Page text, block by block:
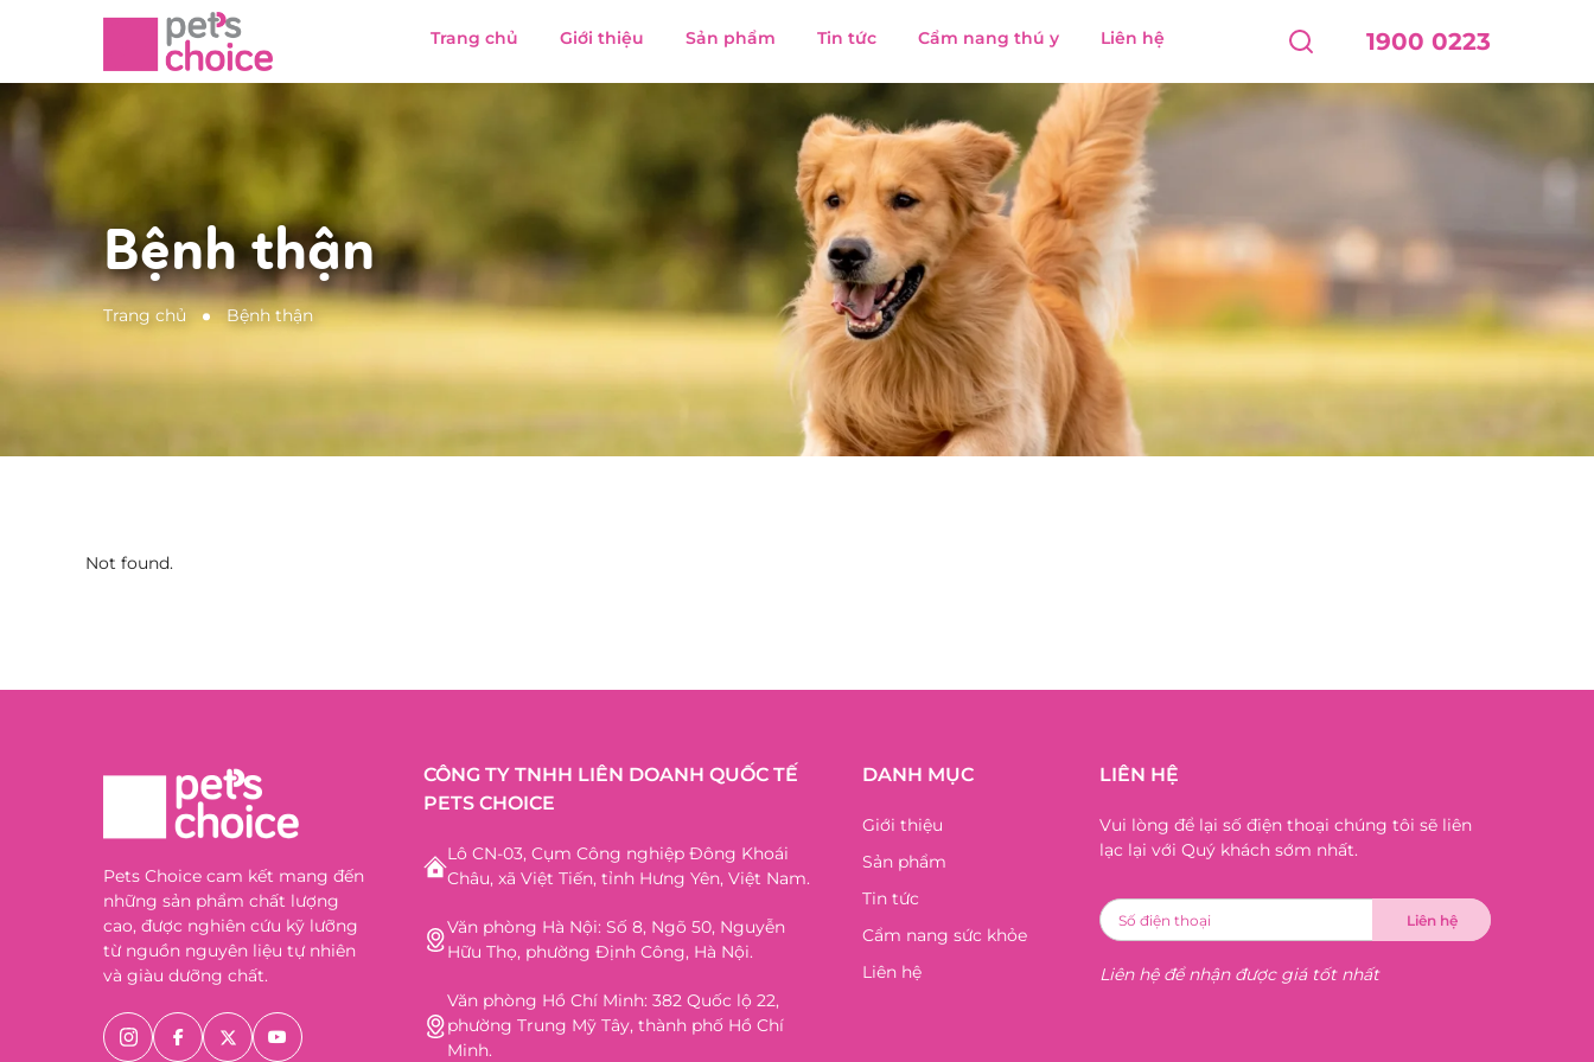
Trang chủ Giới thiệu Sản phẩm Tin tức Cẩm nang thú y Liên hệ 1900 0223
Bệnh thận
Trang chủ Bệnh thận
Not found.
Pets Choice cam kết mang đến
những sản phẩm chất lượng
cao, được nghiên cứu kỹ lưỡng
từ nguồn nguyên liệu tự nhiên
và giàu dưỡng chất.
CÔNG TY TNHH LIÊN DOANH QUỐC TẾ
PETS CHOICE
Lô CN-03, Cụm Công nghiệp Đông Khoái
Châu, xã Việt Tiến, tỉnh Hưng Yên, Việt Nam.
Văn phòng Hà Nội: Số 8, Ngõ 50, Nguyễn
Hữu Thọ, phường Định Công, Hà Nội.
Văn phòng Hồ Chí Minh: 382 Quốc lộ 22,
phường Trung Mỹ Tây, thành phố Hồ Chí
Minh.
DANH MỤC
Giới thiệu
Sản phẩm
Tin tức
Cẩm nang sức khỏe
Liên hệ
LIÊN HỆ
Vui lòng để lại số điện thoại chúng tôi sẽ liên
lạc lại với Quý khách sớm nhất.
Liên hệ để nhận được giá tốt nhất